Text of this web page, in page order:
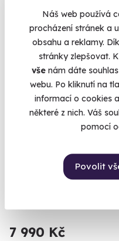
Náš web používá
procházení stránek a
obsahu a reklamy.
stránky zlepšovat.
vše nám dáte
webu. Po kliknutí na
informací o cookies
některé z nich. Váš
pomocí
Povolit
Wellness pobyt na
odpočinek s
7 990 Kč